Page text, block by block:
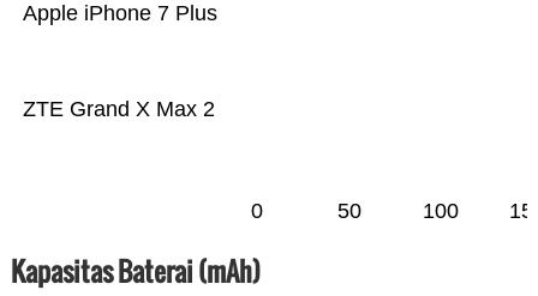
ZTE Grand X Max 2
Apple iPhone 7 Plus
0 50 100
Kapasitas Baterai (mAh)